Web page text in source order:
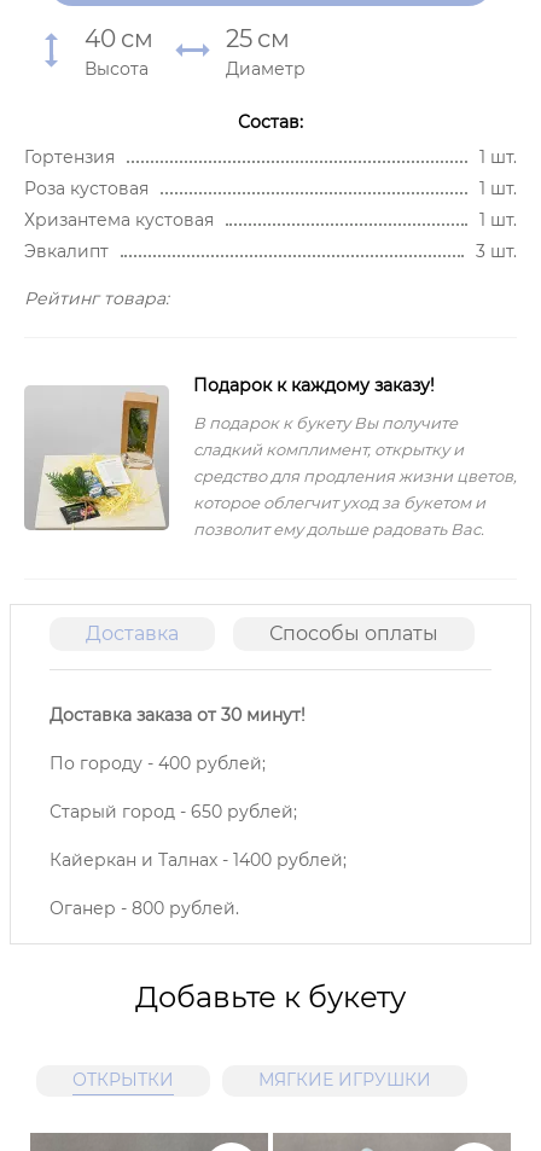
40 см
Высота
25 см
Диаметр
Состав:
Гортензия
1 шт.
Роза кустовая
1 шт.
Хризантема кустовая
1 шт.
Эвкалипт
3 шт.
Рейтинг товара:
Подарок к каждому заказу!
В подарок к букету Вы получите
сладкий комплимент, открытку и
средство для продления жизни цветов,
которое облегчит уход за букетом и
позволит ему дольше радовать Вас.
Доставка Способы оплаты
Доставка заказа от 30 минут!
По городу - 400 рублей;
Старый город - 650 рублей;
Кайеркан и Талнах - 1400 рублей;
Оганер - 800 рублей.
Добавьте к букету
ОТКРЫТКИ МЯГКИЕ ИГРУШКИ